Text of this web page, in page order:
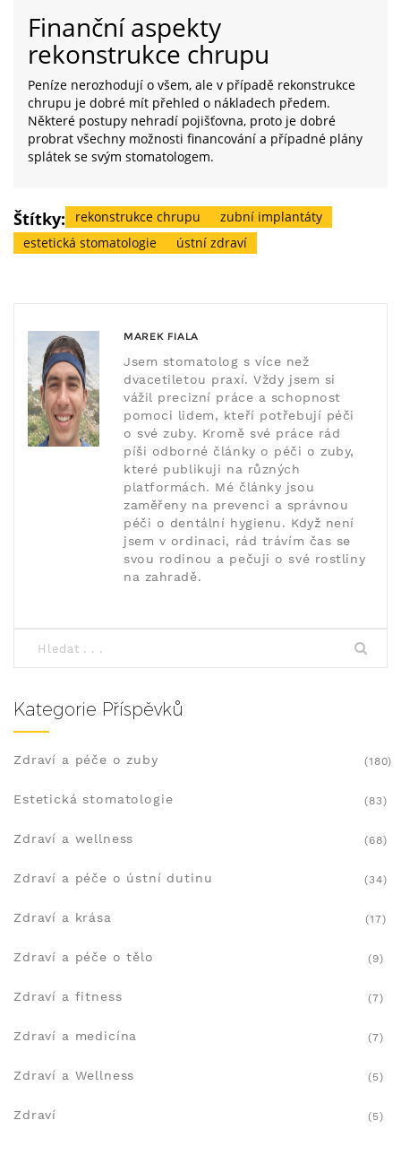
Finanční aspekty
rekonstrukce chrupu
Peníze nerozhodují o všem, ale v případě rekonstrukce
chrupu je dobré mít přehled o nákladech předem.
Některé postupy nehradí pojišťovna, proto je dobré
probrat všechny možnosti financování a případné plány
splátek se svým stomatologem.
Štítky: rekonstrukce chrupu
zubní implantáty
estetická stomatologie
ústní zdraví
MAREK FIALA
Jsem stomatolog s více než
dvacetiletou praxí. Vždy jsem si
vážil precizní práce a schopnost
pomoci lidem, kteří potřebují péči
o své zuby. Kromě své práce rád
píši odborné články o péči o zuby,
které publikuji na různých
platformách. Mé články jsou
zaměřeny na prevenci a správnou
péči o dentální hygienu. Když není
jsem v ordinaci, rád trávím čas se
svou rodinou a pečuji o své rostliny
na zahradě.
Kategorie Příspěvků
Zdraví a péče o zuby (180)
Estetická stomatologie (83)
Zdraví a wellness (68)
Zdraví a péče o ústní dutinu (34)
Zdraví a krása (17)
Zdraví a péče o tělo (9)
Zdraví a fitness (7)
Zdraví a medicína (7)
Zdraví a Wellness (5)
Zdraví (5)